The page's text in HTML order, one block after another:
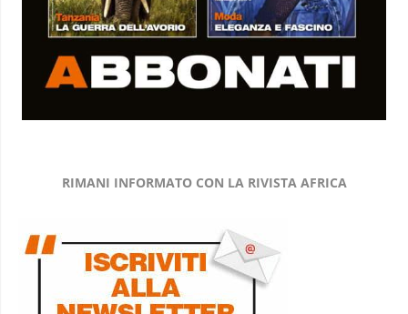
RIMANI INFORMATO CON LA RIVISTA AFRICA